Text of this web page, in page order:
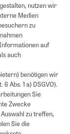
nutzen wir
Medien
zu
auf
auch
benötigen wir
Abs. 1 a) DSGVO).
Sie
Zwecke
zu treffen,
Sie die
die der
Books. Keine
Rabatten
ausgeschlossen.
Sie hier.